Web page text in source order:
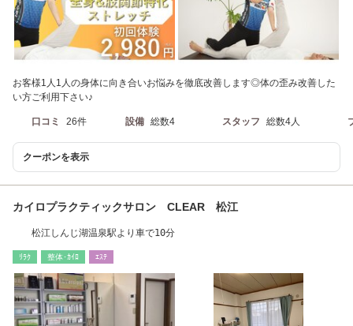
お客様1人1人の身体に向き合いお悩みを徹底改善します◎体の歪み改善した
い方ご利用下さい♪
口コミ 26件 設備 総数4 スタッフ 総数4人
クーポンを表示
カイロプラクティックサロン CLEAR 松江
松江しんじ湖温泉駅より車で10分
ﾘﾗｸ 整体･ｶｲﾛ ｴｽﾃ